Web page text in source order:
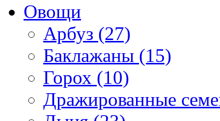
Овощи
Арбуз (27)
Баклажаны (15)
Горох (10)
Дражированные